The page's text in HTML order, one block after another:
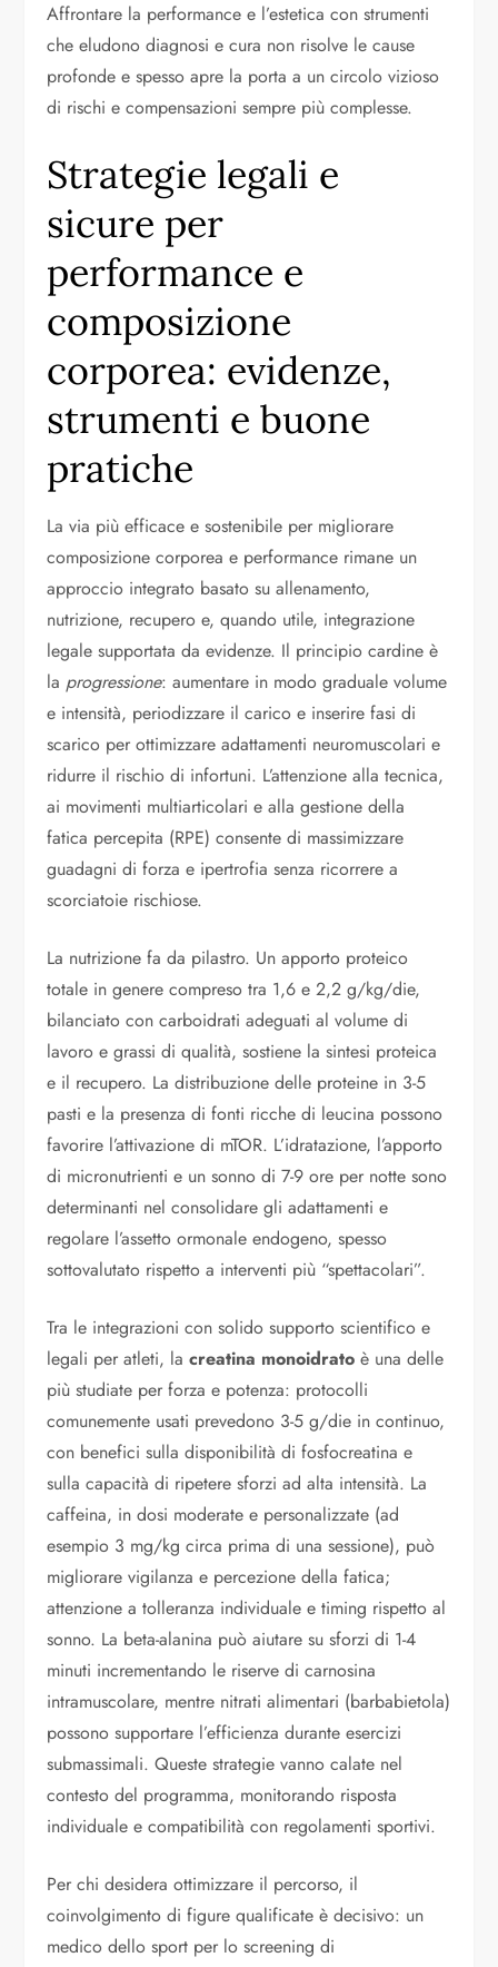
Affrontare la performance e l’estetica con strumenti
che eludono diagnosi e cura non risolve le cause
profonde e spesso apre la porta a un circolo vizioso
di rischi e compensazioni sempre più complesse.
Strategie legali e
sicure per
performance e
composizione
corporea: evidenze,
strumenti e buone
pratiche
La via più efficace e sostenibile per migliorare
composizione corporea e performance rimane un
approccio integrato basato su allenamento,
nutrizione, recupero e, quando utile, integrazione
legale supportata da evidenze. Il principio cardine è
la progressione: aumentare in modo graduale volume
e intensità, periodizzare il carico e inserire fasi di
scarico per ottimizzare adattamenti neuromuscolari e
ridurre il rischio di infortuni. L’attenzione alla tecnica,
ai movimenti multiarticolari e alla gestione della
fatica percepita (RPE) consente di massimizzare
guadagni di forza e ipertrofia senza ricorrere a
scorciatoie rischiose.
La nutrizione fa da pilastro. Un apporto proteico
totale in genere compreso tra 1,6 e 2,2 g/kg/die,
bilanciato con carboidrati adeguati al volume di
lavoro e grassi di qualità, sostiene la sintesi proteica
e il recupero. La distribuzione delle proteine in 3-5
pasti e la presenza di fonti ricche di leucina possono
favorire l’attivazione di mTOR. L’idratazione, l’apporto
di micronutrienti e un sonno di 7-9 ore per notte sono
determinanti nel consolidare gli adattamenti e
regolare l’assetto ormonale endogeno, spesso
sottovalutato rispetto a interventi più “spettacolari”.
Tra le integrazioni con solido supporto scientifico e
legali per atleti, lacreatina monoidrato è una delle
più studiate per forza e potenza: protocolli
comunemente usati prevedono 3-5 g/die in continuo,
con benefici sulla disponibilità di fosfocreatina e
sulla capacità di ripetere sforzi ad alta intensità. La
caffeina, in dosi moderate e personalizzate (ad
esempio 3 mg/kg circa prima di una sessione), può
migliorare vigilanza e percezione della fatica;
attenzione a tolleranza individuale e timing rispetto al
sonno. La beta-alanina può aiutare su sforzi di 1-4
minuti incrementando le riserve di carnosina
intramuscolare, mentre nitrati alimentari (barbabietola)
possono supportare l’efficienza durante esercizi
submassimali. Queste strategie vanno calate nel
contesto del programma, monitorando risposta
individuale e compatibilità con regolamenti sportivi.
Per chi desidera ottimizzare il percorso, il
coinvolgimento di figure qualificate è decisivo: un
medico dello sport per lo screening di